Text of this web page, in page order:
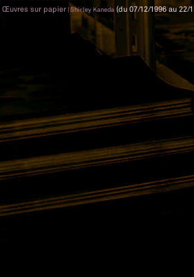
Œuvres sur papier | Shirley Kaneda (du 07/12/1996 au 22/